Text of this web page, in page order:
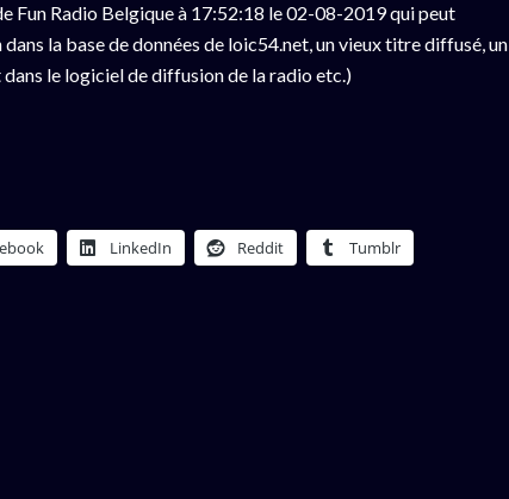
Fun Radio Belgique à 17:52:18 le 02-08-2019 qui peut
la base de données de loic54.net, un vieux titre diffusé, un
le logiciel de diffusion de la radio etc.)
LinkedIn Reddit Tumblr